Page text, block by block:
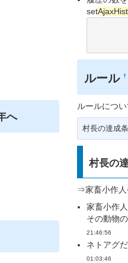
へ
set
ルール†
ルールにつ
村長の達成
村長の
⇒家畜小作人
家畜小作
その動物
21:46:56
ネトアグ
01:03:46